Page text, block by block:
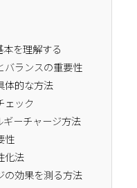
を理解する
バランスの重要性
体的な方法
ェック
ーチャージ方法
性
化法
の効果を測る方法